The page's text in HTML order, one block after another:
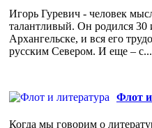
Игорь Гуревич - человек
талантливый. Он родился 30
Архангельске, и вся его
русским Севером. И еще – с...
Флот и
Когда мы говорим о